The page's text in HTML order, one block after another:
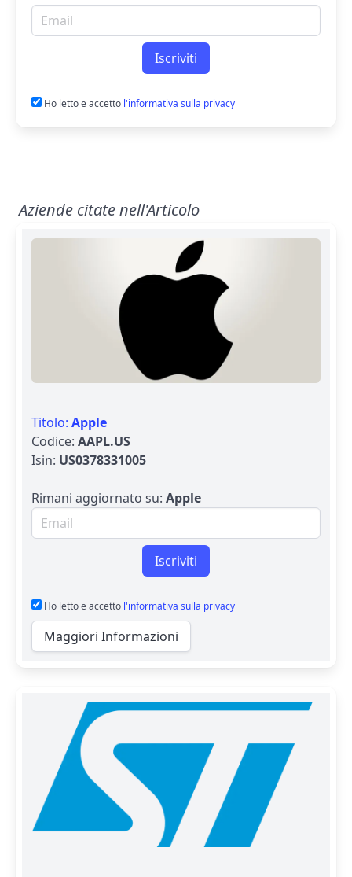
Email per newsletter
Iscriviti
Ho letto e accetto l'informativa sulla privacy
Aziende citate nell'Articolo
Titolo: Apple
Codice: AAPL.US
Isin: US0378331005
Rimani aggiornato su: Apple
Email per newsletter
Iscriviti
Ho letto e accetto l'informativa sulla privacy
Maggiori Informazioni